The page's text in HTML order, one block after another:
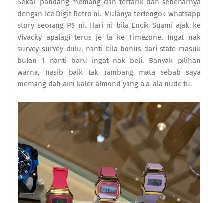
Sekali pandang memang dah tertarik dah sebenarnya
dengan Ice Digit Retro ni. Mulanya tertengok whatsapp
story seorang PS ni. Hari ni bila Encik Suami ajak ke
Vivacity apalagi terus je la ke Timezone. Ingat nak
survey-survey dulu, nanti bila bonus dari state masuk
bulan 1 nanti baru ingat nak beli. Banyak pilihan
warna, nasib baik tak rambang mata sebab saya
memang dah aim kaler almond yang ala-ala nude tu.